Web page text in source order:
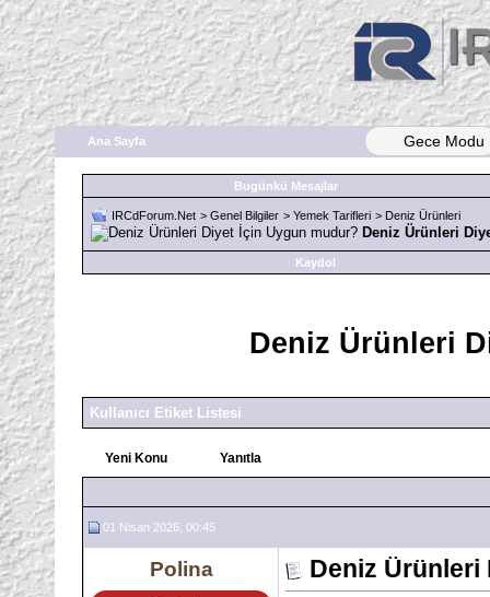
Ana Sayfa Gece Modu
Bugünkü Mesajlar
IRCdForum.Net > Genel Bilgiler > Yemek Tarifleri > Deniz Ürünleri
Deniz Ürünleri
Kaydol
Deniz Ürünleri
Kullanıcı Etiket Listesi
Yeni Konu Yanıtla
01 Nisan 2026, 00:45
Polina Deniz Ürünleri